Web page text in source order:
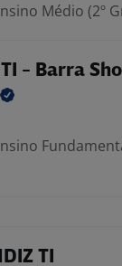
Médio (2º
- Barra
TI